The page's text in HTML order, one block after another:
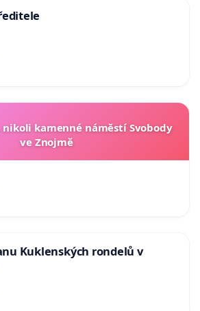
nikoli kamenné náměstí Svobody
ve Znojmě
Kuklenských rondelů v